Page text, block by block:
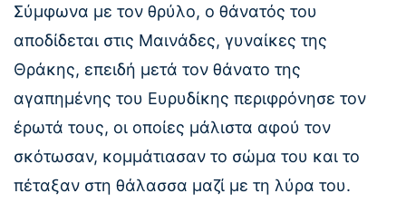
Σύμφωνα με τον θρύλο, ο θάνατός του
αποδίδεται στις Μαινάδες, γυναίκες της
Θράκης, επειδή μετά τον θάνατο της
αγαπημένης του Ευρυδίκης περιφρόνησε τον
έρωτά τους, οι οποίες μάλιστα αφού τον
σκότωσαν, κομμάτιασαν το σώμα του και το
πέταξαν στη θάλασσα μαζί με τη λύρα του.